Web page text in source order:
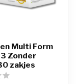
Multi Form
Zonder
zakjes